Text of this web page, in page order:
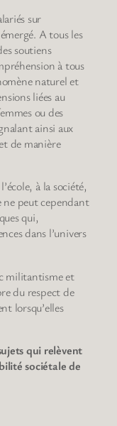
sur
A tous les
soutiens
à tous
naturel et
liées au
ou des
ainsi aux
de manière
à la société,
ne peut cependant
qui,
dans l’univers
militantisme et
du respect de
lorsqu’elles
qui relèvent
sociétale de